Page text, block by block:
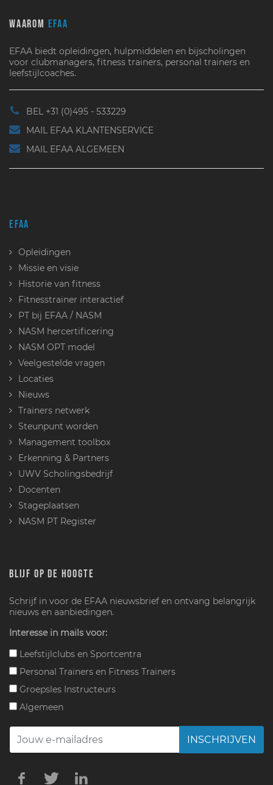
WAAROM EFAA
EFAA biedt opleidingen, hulpmiddelen en bijscholingen
voor clubmanagers, fitness trainers, personal trainers en
leefstijlcoaches.
BEL +31 (0)495 - 533229
MAIL EFAA KLANTENSERVICE
MAIL EFAA ALGEMEEN
EFAA
Opleidingen
Missie en visie
Historie van fitness
Fitnesstrainer interactief
PT bij EFAA / NASM
NASM hercertificering
NASM OPT model
Veelgestelde vragen
Locaties
Nieuws
Trainers netwerk
Steunpunt worden
Management toolbox
Erkenning & Partners
UWV Scholingsbedrijf
Docenten
Stageplaatsen
NASM PT Register
BLIJF OP DE HOOGTE
Schrijf in voor de EFAA nieuwsbrief en ontvang belangrijk
nieuws en aanbiedingen.
Interesse in mails voor:
Leefstijlclubs en Sportcentra
Personal Trainers en Fitness Trainers
Groepsles Instructeurs
Algemeen
INSCHRIJVEN